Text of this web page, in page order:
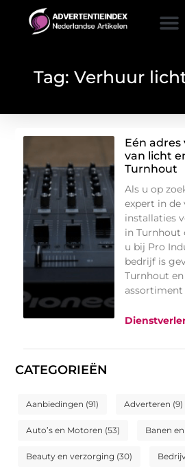
Tag: Verhuur
CATEGORIEËN
Aanbiedingen (91) Adverteren (9)
Auto’s en Motoren (53) Banen
Beauty en verzorging (30)
Eén
van licht
Turnhout
Als u op
expert in de
installaties
in Turnhout
u bij Pro
bedrijf is
Turnhout
assortiment